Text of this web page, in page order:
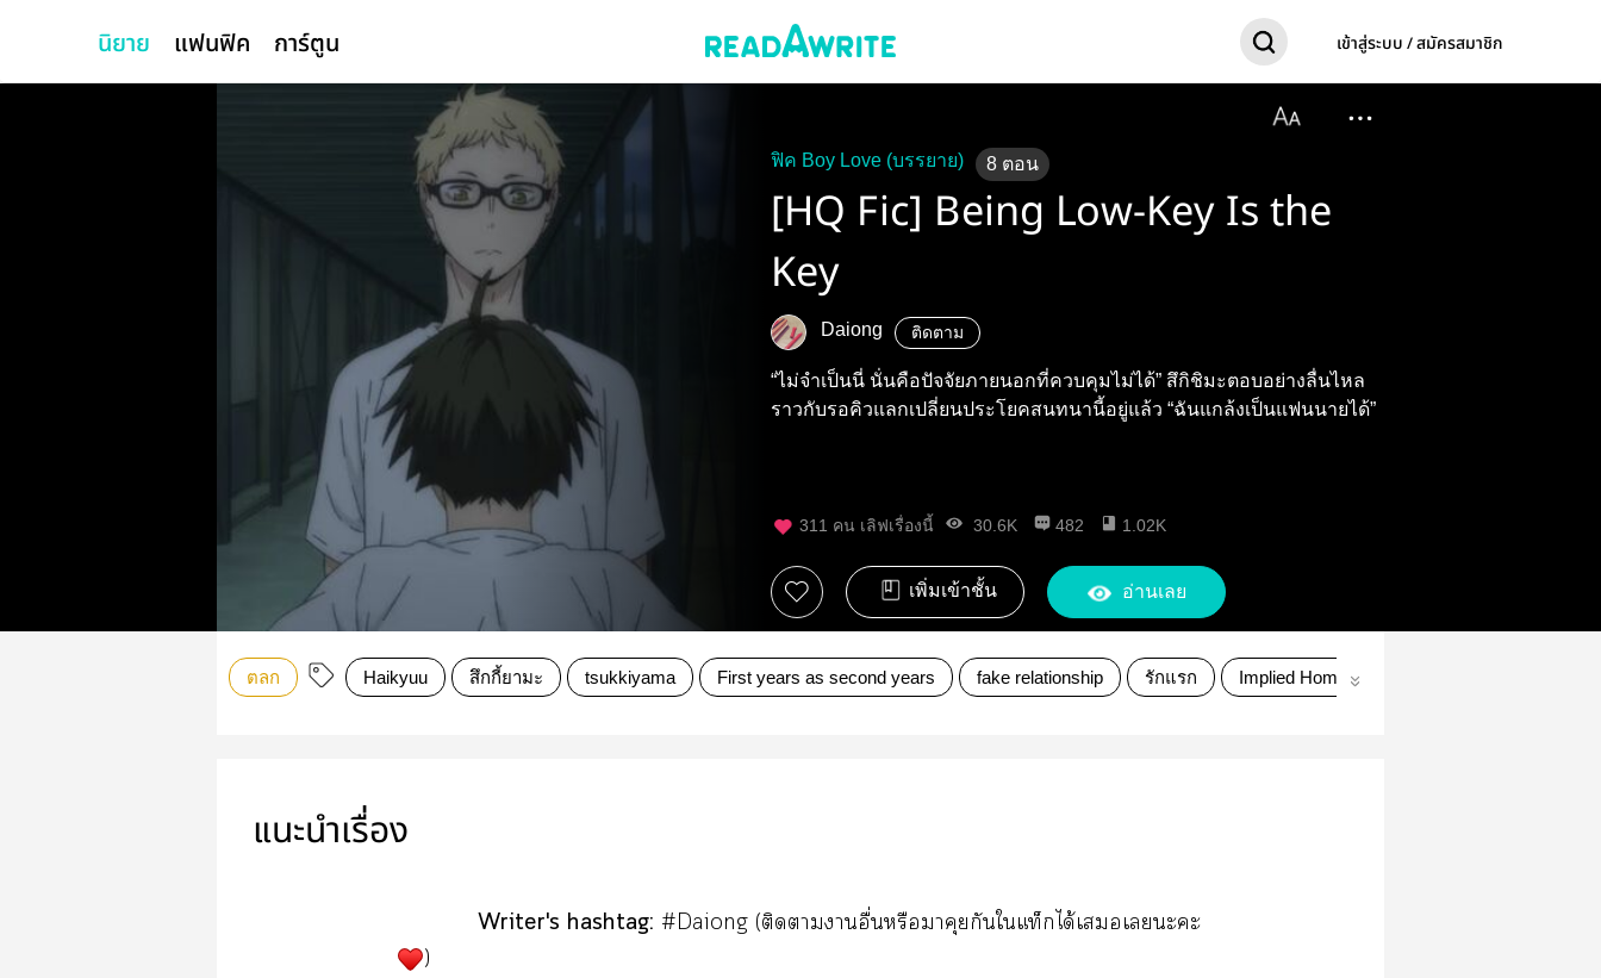
นิยาย แฟนฟิค การ์ตูน เข้าสู่ระบบ / สมัครสมาชิก
ฟิค Boy Love (บรรยาย) 8 ตอน
[HQ Fic] Being Low-Key Is the
Key
Daiong ติดตาม
“ไม่จำเป็นนี่ นั่นคือปัจจัยภายนอกที่ควบคุมไม่ได้” สึกิชิมะตอบอย่างลื่นไหล
ราวกับรอคิวแลกเปลี่ยนประโยคสนทนานี้อยู่แล้ว “ฉันแกล้งเป็นแฟนนายได้”
311 คน เลิฟเรื่องนี้ 30.6K 482 1.02K
เพิ่มเข้าชั้น อ่านเลย
ตลก Haikyuu สึกกี้ยามะ tsukkiyama First years as second years fake relationship รักแรก Implied Homophobia
แนะนำเรื่อง
Writer's hashtag: #Daiong (ติดาาอื่นหรือาคุยกันใแท็กได้เเะะ
)